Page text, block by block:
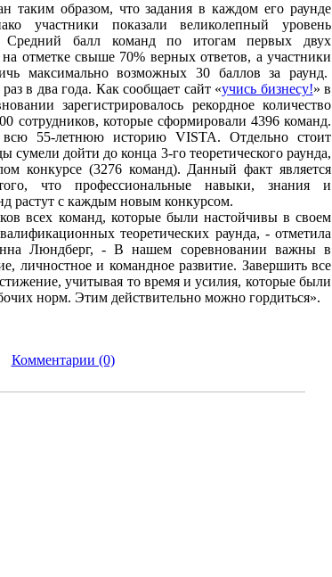
таким образом, что задания в каждом его раунде
участники показали великолепный уровень
Средний балл команд по итогам первых двух
на отметке свыше 70% верных ответов, а участники
максимально возможных 30 баллов за раунд.
в два года. Как сообщает сайт «учись бизнесу!» в
зарегистрировалось рекордное количество
сотрудников, которые сформировали 4396 команд.
55-летнюю историю VISTA. Отдельно стоит
сумели дойти до конца 3-го теоретического раунда,
конкурсе (3276 команд). Данный факт является
что профессиональные навыки, знания и
растут с каждым новым конкурсом.
всех команд, которые были настойчивы в своем
теоретических раунда, - отметила
Люндберг, - В нашем соревновании важны в
личностное и командное развитие. Завершить все
учитывая то время и усилия, которые были
норм. Этим действительно можно гордиться».
Комментарии (0)